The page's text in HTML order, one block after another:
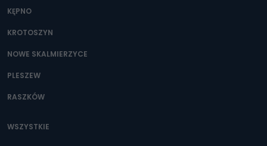
KĘPNO
KROTOSZYN
NOWE SKALMIERZYCE
PLESZEW
RASZKÓW
WSZYSTKIE